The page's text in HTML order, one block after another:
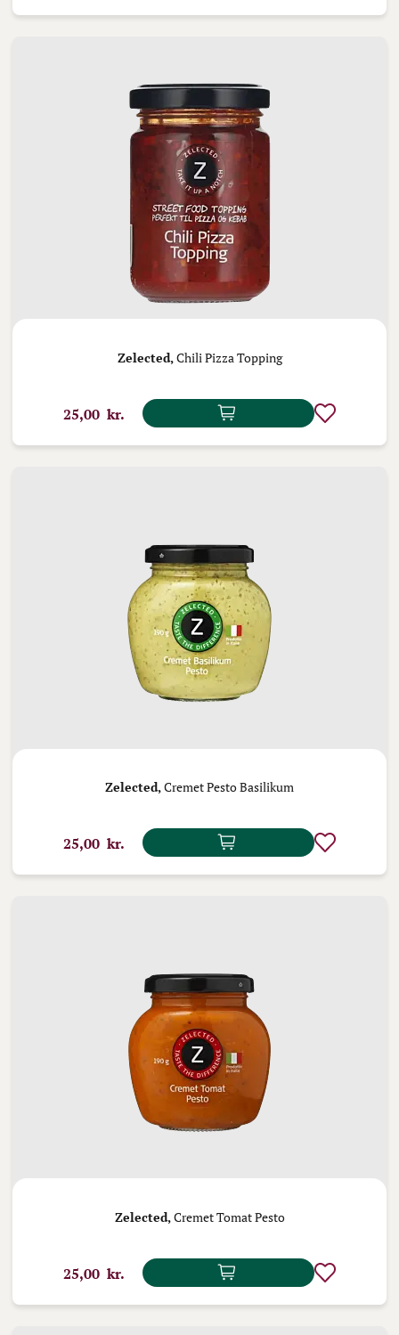
Zelected, Chili Pizza Topping
25,00 kr.
Zelected,Cremet Pesto Basilikum
25,00 kr.
Zelected, Cremet Tomat Pesto
25,00 kr.